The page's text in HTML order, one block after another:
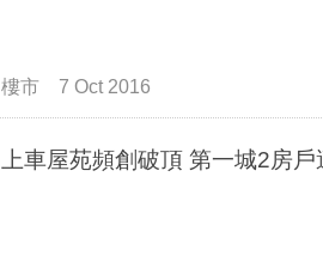
樓市 7 Oct 2016
上車屋苑頻創破頂 第一城2房